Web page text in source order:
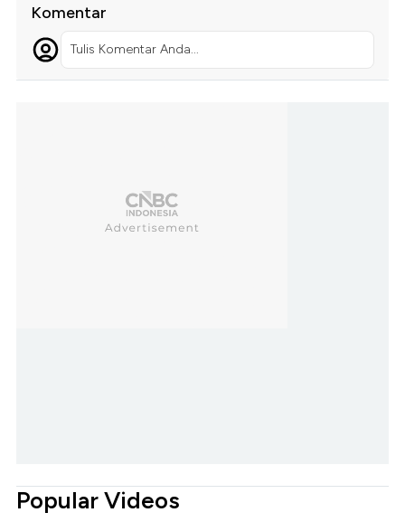
Komentar
Tulis Komentar Anda...
Popular Videos